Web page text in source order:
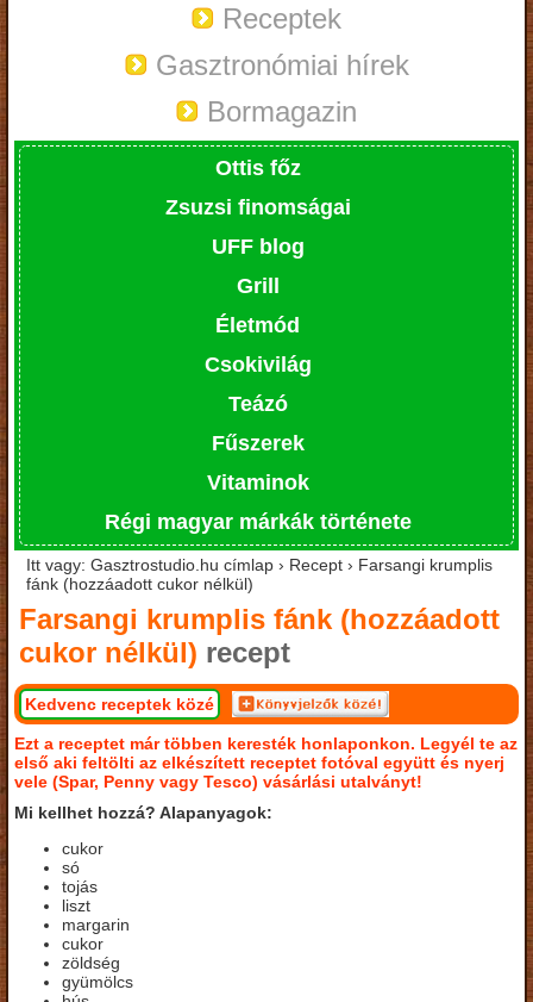
Receptek
Gasztronómiai hírek
Bormagazin
Ottis főz
Zsuzsi finomságai
UFF blog
Grill
Életmód
Csokivilág
Teázó
Fűszerek
Vitaminok
Régi magyar márkák története
Itt vagy: Gasztrostudio.hu címlap › Recept › Farsangi krumplis
fánk (hozzáadott cukor nélkül)
Farsangi krumplis fánk (hozzáadott
cukor nélkül) recept
Kedvenc receptek közé
Ezt a receptet már többen keresték honlaponkon. Legyél te az
első aki feltölti az elkészített receptet fotóval együtt és nyerj
vele (Spar, Penny vagy Tesco) vásárlási utalványt!
Mi kellhet hozzá? Alapanyagok:
cukor
só
tojás
liszt
margarin
cukor
zöldség
gyümölcs